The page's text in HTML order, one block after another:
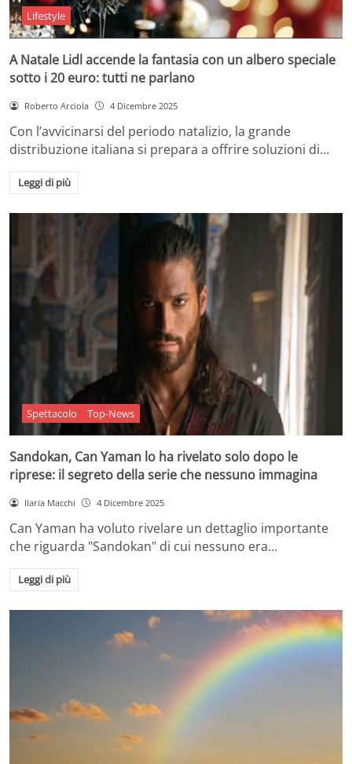
Lifestyle
A Natale Lidl accende la fantasia con un albero speciale
sotto i 20 euro: tutti ne parlano
Roberto Arciola 4 Dicembre 2025
Con l’avvicinarsi del periodo natalizio, la grande
distribuzione italiana si prepara a offrire soluzioni di…
Leggi di più
Spettacolo Top-News
Sandokan, Can Yaman lo ha rivelato solo dopo le
riprese: il segreto della serie che nessuno immagina
Ilaria Macchi 4 Dicembre 2025
Can Yaman ha voluto rivelare un dettaglio importante
che riguarda "Sandokan" di cui nessuno era…
Leggi di più